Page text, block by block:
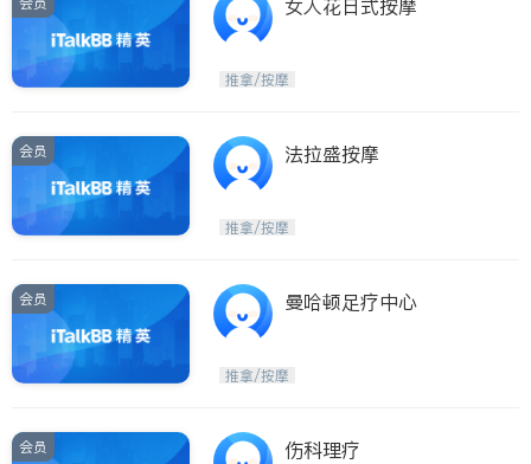
女人花日式按摩
推拿/按摩
会员 法拉盛按摩
推拿/按摩
会员 曼哈顿足疗中心
推拿/按摩
会员 伤科理疗